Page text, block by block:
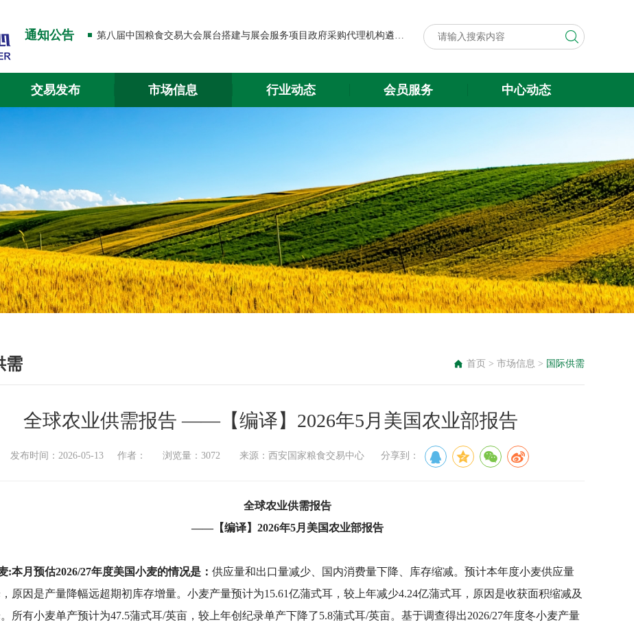
通知公告
关于遴选第八届中国粮食交易大会 展台搭建与展会服务项目政府采购 代理机构的公告
交易发布 市场信息 行业动态 会员服务 中心动态
需 首页 > 市场信息 > 国际供需
全球农业供需报告 ——【编译】2026年5月美国农业部报告
发布时间：2026-05-13 作者： 浏览量：3072 来源：西安国家粮食交易中心 分享到：
全球农业供需报告
——【编译】2026年5月美国农业部报告
:本月预估2026/27年度美国小麦的情况是： 供应量和出口量减少、国内消费量下降、库存缩减。预计本年度小麦供应量
原因是产量降幅远超期初库存增量。小麦产量预计为15.61亿蒲式耳，较上年减少4.24亿蒲式耳，原因是收获面积缩减及
所有小麦单产预计为47.5蒲式耳/英亩，较上年创纪录单产下降了5.8蒲式耳/英亩。基于调查得出2026/27年度冬小麦产量